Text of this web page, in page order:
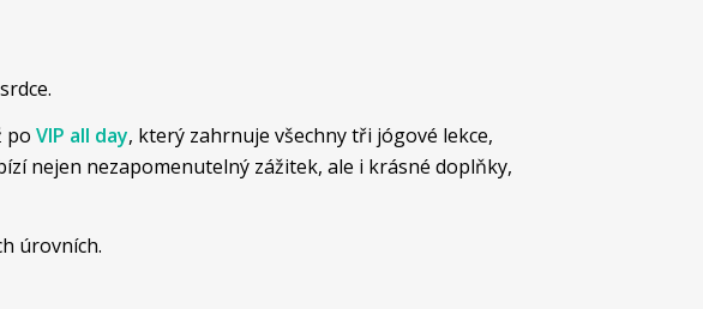
po VIP all day, který zahrnuje všechny tři jógové lekce,
nejen nezapomenutelný zážitek, ale i krásné doplňky,
úrovních.